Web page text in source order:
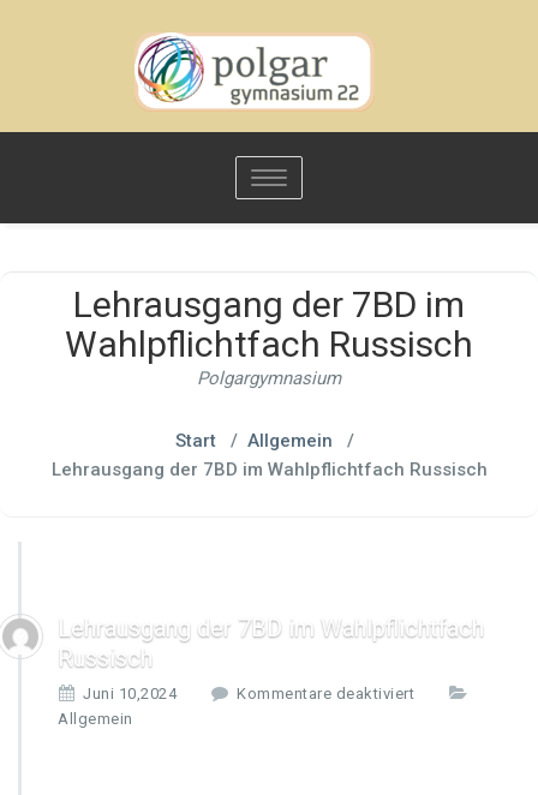
Toggle
navigation
Lehrausgang der 7BD im
Wahlpflichtfach Russisch
Polgargymnasium
Start/ Allgemein /
Lehrausgang der 7BD im Wahlpflichtfach Russisch
Lehrausgang der 7BD im Wahlpflichtfach
Russisch
Juni 10,2024 Kommentare deaktiviert
Allgemein